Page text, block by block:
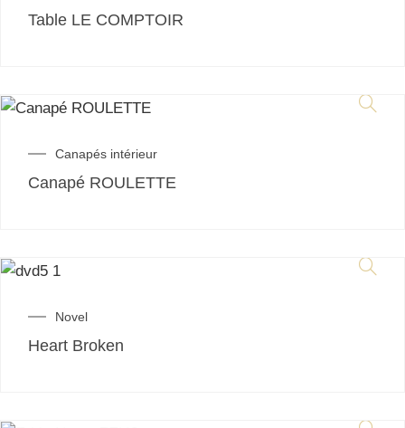
Table LE COMPTOIR
Canapés intérieur
Canapé ROULETTE
Novel
Heart Broken